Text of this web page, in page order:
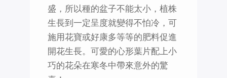
盛，所以種的盆子不能太小，植株
生長到一定呈度就變得不怕冷，可
施用花寶或好康多等等的肥料促進
開花生長。可愛的心形葉片配上小
巧的花朵在寒冬中帶來意外的驚